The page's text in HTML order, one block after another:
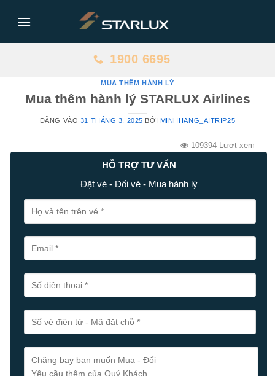
1900 6695
MUA THÊM HÀNH LÝ
Mua thêm hành lý STARLUX Airlines
ĐĂNG VÀO 31 THÁNG 3, 2025 BỞI MINHHANG_AITRIP25
109394 Lượt xem
HỖ TRỢ TƯ VẤN
Đặt vé - Đổi vé - Mua hành lý